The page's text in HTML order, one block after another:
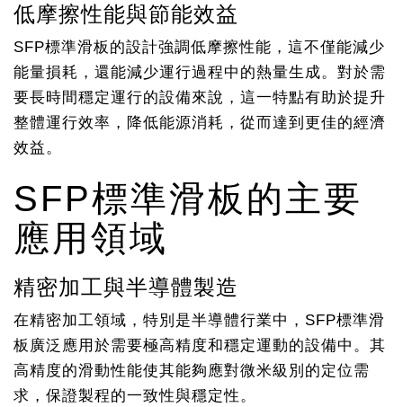
低摩擦性能與節能效益
SFP標準滑板的設計強調低摩擦性能，這不僅能減少
能量損耗，還能減少運行過程中的熱量生成。對於需
要長時間穩定運行的設備來說，這一特點有助於提升
整體運行效率，降低能源消耗，從而達到更佳的經濟
效益。
SFP標準滑板的主要
應用領域
精密加工與半導體製造
在精密加工領域，特別是半導體行業中，SFP標準滑
板廣泛應用於需要極高精度和穩定運動的設備中。其
高精度的滑動性能使其能夠應對微米級別的定位需
求，保證製程的一致性與穩定性。